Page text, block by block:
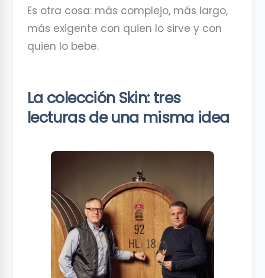
Es otra cosa: más complejo, más largo,
más exigente con quien lo sirve y con
quien lo bebe.
La colección Skin: tres
lecturas de una misma idea